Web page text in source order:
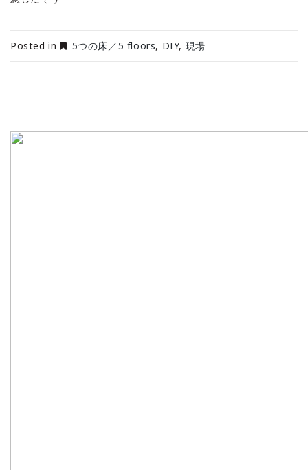
Posted in 5つの床／5 floors, DIY, 現場